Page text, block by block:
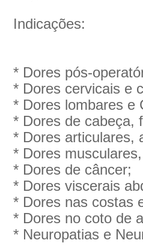
Indicações:
* Dores pós-
* Dores cervicais e
* Dores lombares e
* Dores de cabeça,
* Dores articulares,
* Dores
* Dores de câncer;
* Dores viscerais
* Dores nas costas
* Dores no coto de
* Neuropatias e